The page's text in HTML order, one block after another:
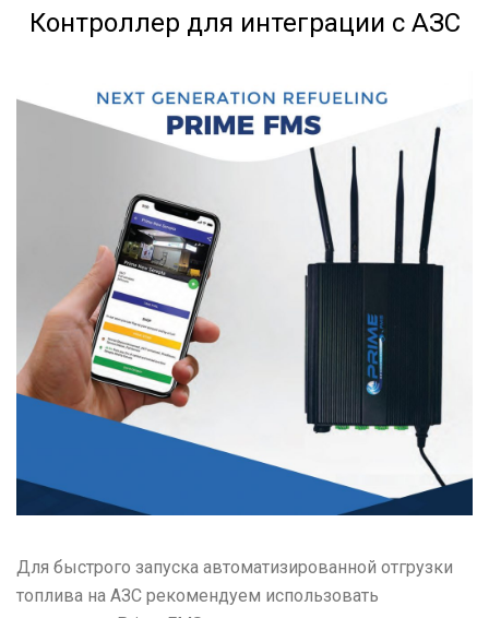
Контроллер для интеграции с АЗС
Для быстрого запуска автоматизированной отгрузки
топлива на АЗС рекомендуем использовать